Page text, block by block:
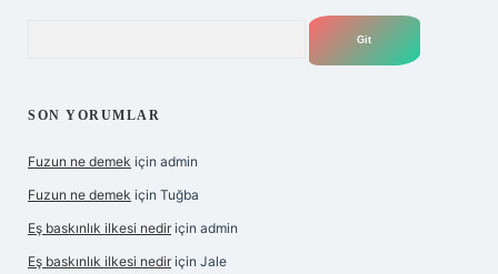
SON YORUMLAR
Fuzun ne demek için admin
Fuzun ne demek için Tuğba
Eş baskınlık ilkesi nedir için admin
Eş baskınlık ilkesi nedir için Jale